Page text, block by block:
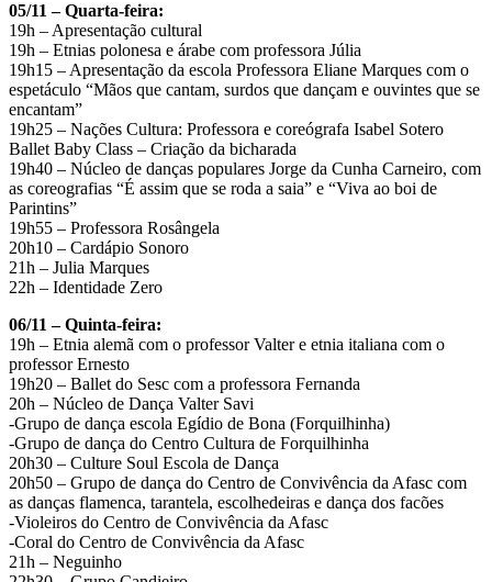
05/11 – Quarta-feira:
19h – Apresentação cultural
19h – Etnias polonesa e árabe com professora Júlia
19h15 – Apresentação da escola Professora Eliane Marques com o
espetáculo “Mãos que cantam, surdos que dançam e ouvintes que se
encantam”
19h25 – Nações Cultura: Professora e coreógrafa Isabel Sotero
Ballet Baby Class – Criação da bicharada
19h40 – Núcleo de danças populares Jorge da Cunha Carneiro, com
as coreografias “É assim que se roda a saia” e “Viva ao boi de
Parintins”
19h55 – Professora Rosângela
20h10 – Cardápio Sonoro
21h – Julia Marques
22h – Identidade Zero
06/11 – Quinta-feira:
19h – Etnia alemã com o professor Valter e etnia italiana com o
professor Ernesto
19h20 – Ballet do Sesc com a professora Fernanda
20h – Núcleo de Dança Valter Savi
-Grupo de dança escola Egídio de Bona (Forquilhinha)
-Grupo de dança do Centro Cultura de Forquilhinha
20h30 – Culture Soul Escola de Dança
20h50 – Grupo de dança do Centro de Convivência da Afasc com
as danças flamenca, tarantela, escolhedeiras e dança dos facões
-Violeiros do Centro de Convivência da Afasc
-Coral do Centro de Convivência da Afasc
21h – Neguinho